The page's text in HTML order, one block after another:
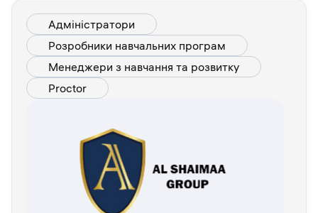
Адміністратори
Розробники навчальних програм
Менеджери з навчання та розвитку
Proctor